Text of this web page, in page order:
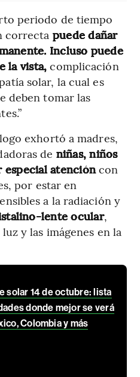
periodo de tiempo
correcta puede dañar
Incluso puede
la vista, complicación
solar, la cual es
deben tomar las
exhortó a madres,
de niñas, niños
especial atencióncon
por estar en
a la radiación y
lente ocular,
y las imágenes en la
solar 14 de octubre: lista
donde mejor se verá
Colombia y más